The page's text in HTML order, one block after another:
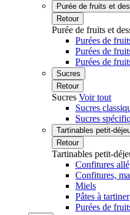
Purée de fruits et
Retour
Purée de fruits et
Purées de
Purées de
Purées de
Sucres
Retour
Sucres Voir tout
Sucres
Sucres
Tartinables petit-
Retour
Tartinables petit-
Confitures
Confitures,
Miels
Pâtes à tartiner
Purées de